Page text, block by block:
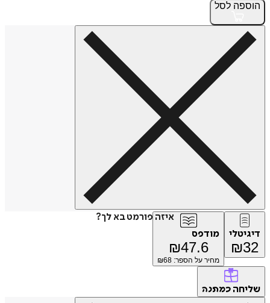
הוספה לסל
איזה פורמט בא לך?
דיגיטלי
₪32
מודפס
₪47.6
מחיר על הספר: ₪ 68
שליחה כמתנה